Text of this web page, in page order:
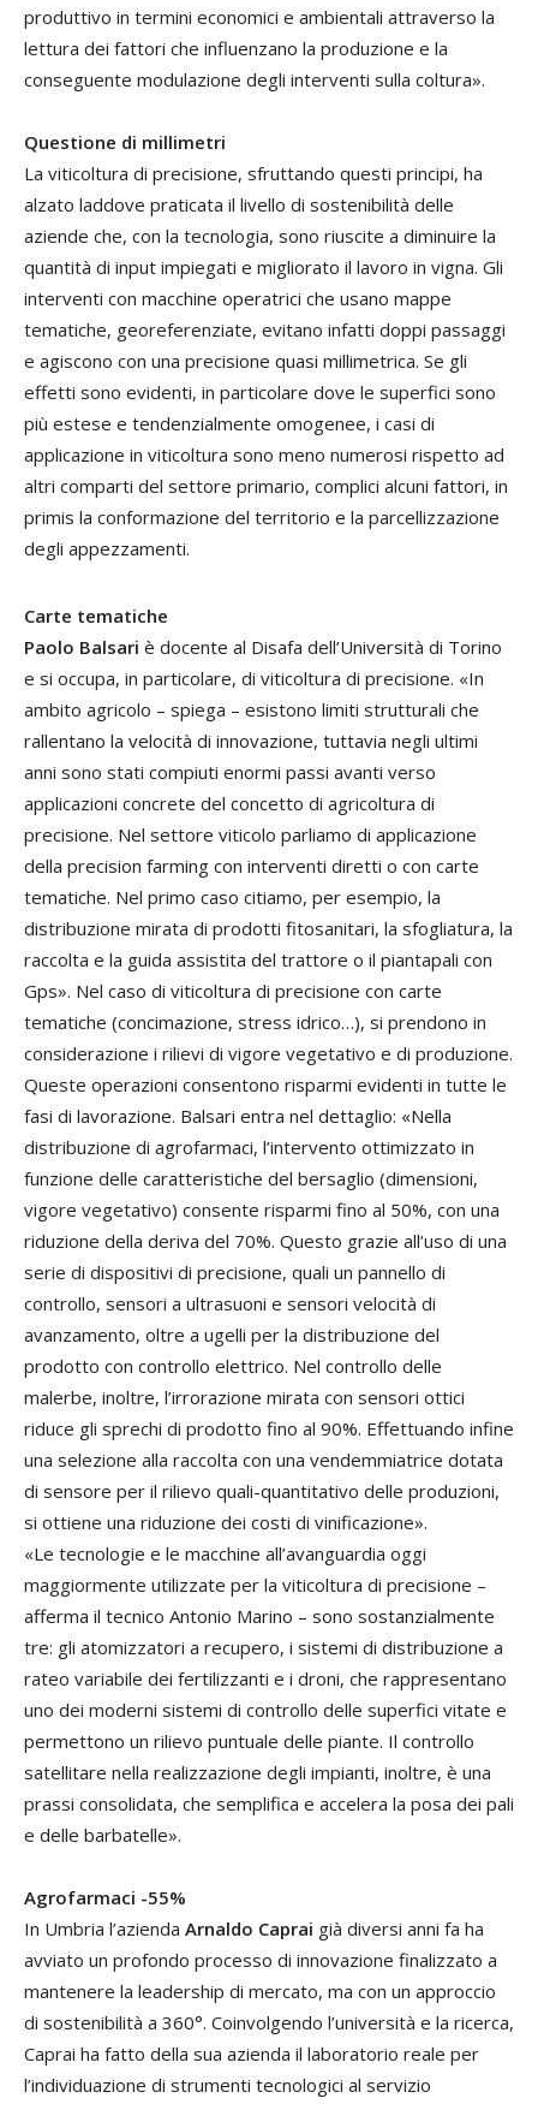
produttivo in termini economici e ambientali attraverso la
lettura dei fattori che influenzano la produzione e la
conseguente modulazione degli interventi sulla coltura».
Questione di millimetri
La viticoltura di precisione, sfruttando questi principi, ha
alzato laddove praticata il livello di sostenibilità delle
aziende che, con la tecnologia, sono riuscite a diminuire la
quantità di input impiegati e migliorato il lavoro in vigna. Gli
interventi con macchine operatrici che usano mappe
tematiche, georeferenziate, evitano infatti doppi passaggi
e agiscono con una precisione quasi millimetrica. Se gli
effetti sono evidenti, in particolare dove le superfici sono
più estese e tendenzialmente omogenee, i casi di
applicazione in viticoltura sono meno numerosi rispetto ad
altri comparti del settore primario, complici alcuni fattori, in
primis la conformazione del territorio e la parcellizzazione
degli appezzamenti.
Carte tematiche
Paolo Balsari è docente al Disafa dell’Università di Torino
e si occupa, in particolare, di viticoltura di precisione. «In
ambito agricolo – spiega – esistono limiti strutturali che
rallentano la velocità di innovazione, tuttavia negli ultimi
anni sono stati compiuti enormi passi avanti verso
applicazioni concrete del concetto di agricoltura di
precisione. Nel settore viticolo parliamo di applicazione
della precision farming con interventi diretti o con carte
tematiche. Nel primo caso citiamo, per esempio, la
distribuzione mirata di prodotti fitosanitari, la sfogliatura, la
raccolta e la guida assistita del trattore o il piantapali con
Gps». Nel caso di viticoltura di precisione con carte
tematiche (concimazione, stress idrico…), si prendono in
considerazione i rilievi di vigore vegetativo e di produzione.
Queste operazioni consentono risparmi evidenti in tutte le
fasi di lavorazione. Balsari entra nel dettaglio: «Nella
distribuzione di agrofarmaci, l’intervento ottimizzato in
funzione delle caratteristiche del bersaglio (dimensioni,
vigore vegetativo) consente risparmi fino al 50%, con una
riduzione della deriva del 70%. Questo grazie all’uso di una
serie di dispositivi di precisione, quali un pannello di
controllo, sensori a ultrasuoni e sensori velocità di
avanzamento, oltre a ugelli per la distribuzione del
prodotto con controllo elettrico. Nel controllo delle
malerbe, inoltre, l’irrorazione mirata con sensori ottici
riduce gli sprechi di prodotto fino al 90%. Effettuando infine
una selezione alla raccolta con una vendemmiatrice dotata
di sensore per il rilievo quali-quantitativo delle produzioni,
si ottiene una riduzione dei costi di vinificazione».
«Le tecnologie e le macchine all’avanguardia oggi
maggiormente utilizzate per la viticoltura di precisione –
afferma il tecnico Antonio Marino – sono sostanzialmente
tre: gli atomizzatori a recupero, i sistemi di distribuzione a
rateo variabile dei fertilizzanti e i droni, che rappresentano
uno dei moderni sistemi di controllo delle superfici vitate e
permettono un rilievo puntuale delle piante. Il controllo
satellitare nella realizzazione degli impianti, inoltre, è una
prassi consolidata, che semplifica e accelera la posa dei pali
e delle barbatelle».
Agrofarmaci -55%
In Umbria l’azienda Arnaldo Caprai già diversi anni fa ha
avviato un profondo processo di innovazione finalizzato a
mantenere la leadership di mercato, ma con un approccio
di sostenibilità a 360°. Coinvolgendo l’università e la ricerca,
Caprai ha fatto della sua azienda il laboratorio reale per
l’individuazione di strumenti tecnologici al servizio